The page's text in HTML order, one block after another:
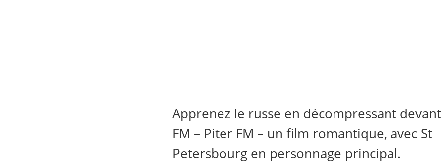
Apprenez le russe en décompressant
FM – Piter FM – un film romantique, avec St
Petersbourg en personnage principal.